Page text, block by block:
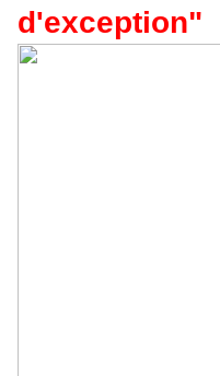
d'exception"